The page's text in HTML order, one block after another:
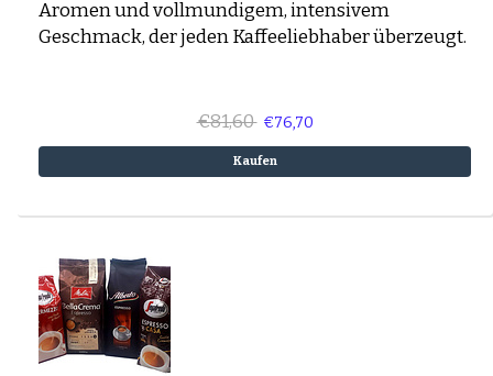
Aromen und vollmundigem, intensivem
Geschmack, der jeden Kaffeeliebhaber überzeugt.
€81,60 €76,70
Kaufen